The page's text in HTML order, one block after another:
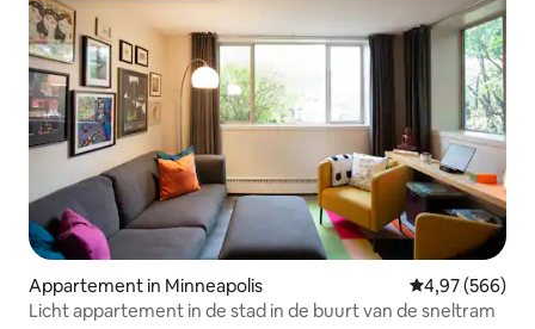
Appartement in Minneapolis Gemiddelde
4,97 (566)
Licht appartement in de stad in de buurt van de sneltram